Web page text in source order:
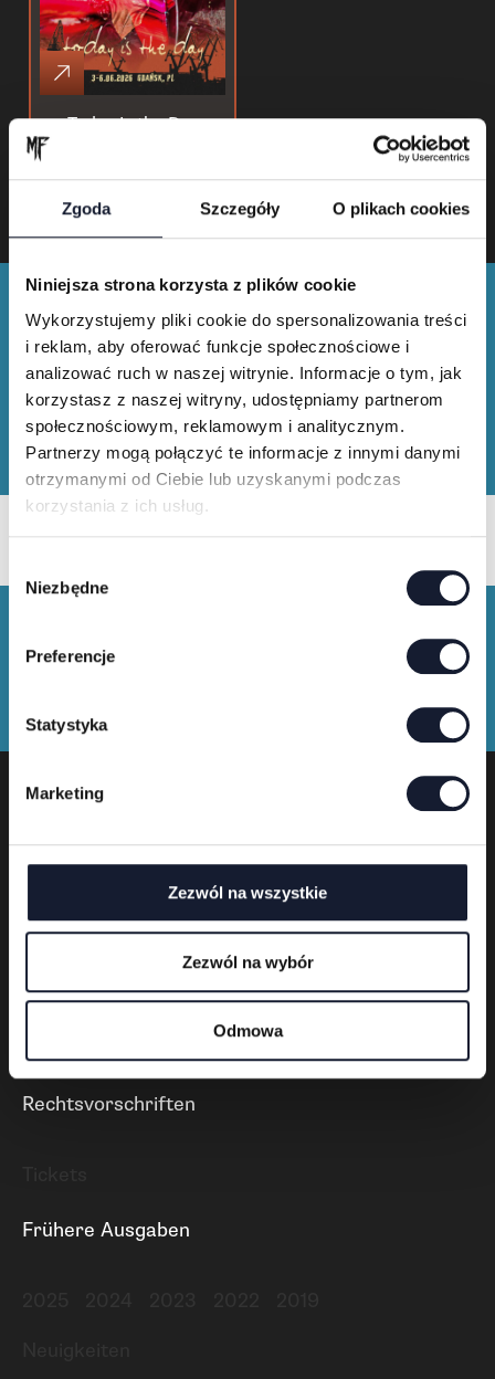
Zgoda Szczegóły O plikach cookies
Niniejsza strona korzysta z plików cookie
Wykorzystujemy pliki cookie do spersonalizowania treści
i reklam, aby oferować funkcje społecznościowe i
analizować ruch w naszej witrynie. Informacje o tym, jak
korzystasz z naszej witryny, udostępniamy partnerom
społecznościowym, reklamowym i analitycznym.
Partnerzy mogą połączyć te informacje z innymi danymi
otrzymanymi od Ciebie lub uzyskanymi podczas
korzystania z ich usług.
y
o
Niezbędne
Preferencje
Statystyka
Marketing
Zezwól na wszystkie
Zezwól na wybór
Odmowa
Today Is the Day
Merch shop
Festivalveranstalter
Polski English
Deutsch
Rechtsvorschriften
Frühere Ausgaben